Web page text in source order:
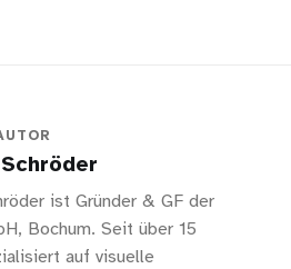
ist Gründer & GF der
Bochum. Seit über 15
auf visuelle